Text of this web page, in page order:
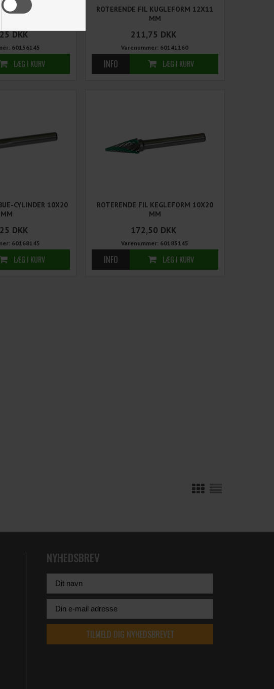
10X16
DKK
60156145
ROTERENDE FIL KUGLEFORM 12X11
MM
211,75 DKK
Varenummer: 60141160
CYLINDER 10X20
MM
DKK
60168145
ROTERENDE FIL KEGLEFORM 10X20
MM
172,50 DKK
Varenummer: 60185145
NYHEDSBREV